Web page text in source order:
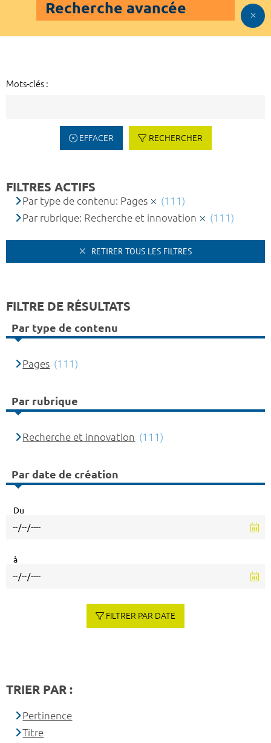
Recherche avancée
Mots-clés :
EFFACER RECHERCHER
FILTRES ACTIFS
Par type de contenu: Pages
(111)
Par rubrique: Recherche et innovation
(111)
RETIRER TOUS LES FILTRES
FILTRE DE RÉSULTATS
Par type de contenu
Pages (111)
Par rubrique
Recherche et innovation (111)
Par date de création
Du
à
FILTRER PAR DATE
TRIER PAR :
Pertinence
Titre